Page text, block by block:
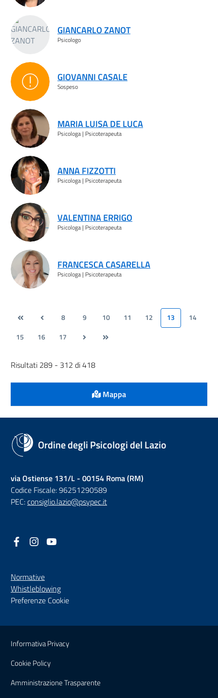
GIANCARLO ZANOT
Psicologo
Sospeso
GIOVANNI CASALE
Sospeso
MARIA LUISA DE LUCA
Psicologa | Psicoterapeuta
ANNA FIZZOTTI
Psicologa | Psicoterapeuta
VALENTINA ERRIGO
Psicologa | Psicoterapeuta
FRANCESCA CASARELLA
Psicologa | Psicoterapeuta
8 9 10 11 12 13
14
15
16 17
Risultati 289 - 312 di 418
Mappa
Ordine degli Psicologi del Lazio
via Ostiense 131/L - 00154 Roma (RM)
Codice Fiscale: 96251290589
PEC:consiglio.lazio@psypec.it
Facebook
(nuova scheda - new tab)
Instagram
(nuova scheda - new tab)
Normative
Whistleblowing(nuova scheda - new tab)
Preferenze Cookie
Sezione Link Utili
Informativa Privacy
Cookie Policy
Amministrazione Trasparente